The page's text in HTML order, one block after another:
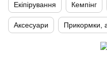
Екіпірування Кемпінг
Аксесуари Прикормки,